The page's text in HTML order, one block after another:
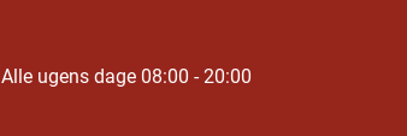
Alle ugens dage 08:00 - 20:00